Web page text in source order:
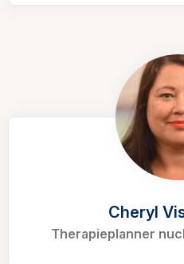
Cheryl
Therapieplanner